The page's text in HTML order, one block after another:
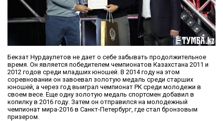
Бекзат Нурдаулетов не дает о себе забывать продолжительное
время. Он является победителем чемпионатов Казахстана 2011 и
2012 годов среди младших юношей. В 2014 году на этом
соревновании он завоевал золотую медаль среди старших
юношей, а через год выиграл чемпионат РК среди молодежи в
своем весе. Еще одну золотую медаль спортсмен добавил в
копилку в 2016 году. Затем он отправился на молодежный
чемпионат мира-2016 в Санкт-Петербург, где стал бронзовым
призером.